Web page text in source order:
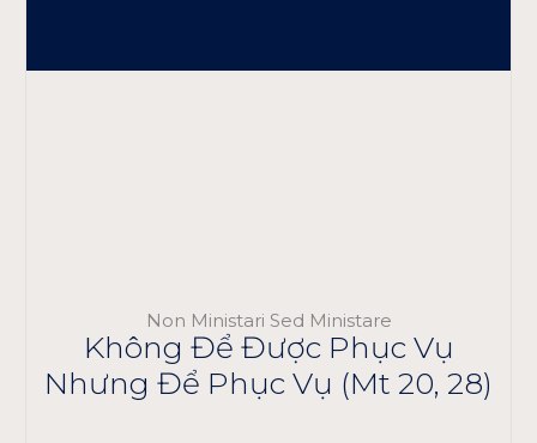
Non Ministari Sed Ministare
Không Để Được Phục Vụ
Nhưng Để Phục Vụ (Mt 20, 28)